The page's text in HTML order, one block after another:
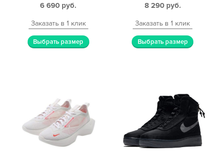
6 690 руб.
Заказать в 1 клик
Выбрать размер
8 290 руб.
Заказать в 1 клик
Выбрать размер